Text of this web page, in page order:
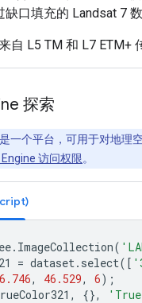
口填充的 Landsat 7
自 L5 TM 和 L7 ETM+
探索
一个平台，可用于对地理
访问权限。
ee. ImageCollection(
= dataset. select([
6.746, 46.529, 6);
, {},